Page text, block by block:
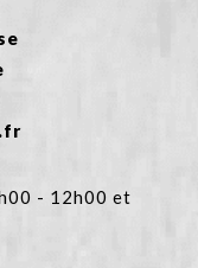
- 12h00 et